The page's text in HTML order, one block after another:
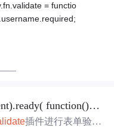
= functio
jsp中的javascript的$(document).ready( function() { $("#
ate插件进行表单验证